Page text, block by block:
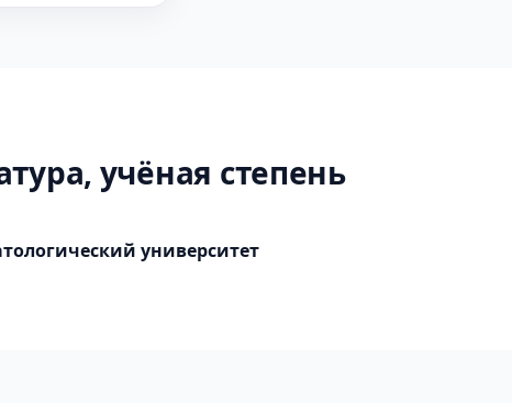
учёная степень
университет